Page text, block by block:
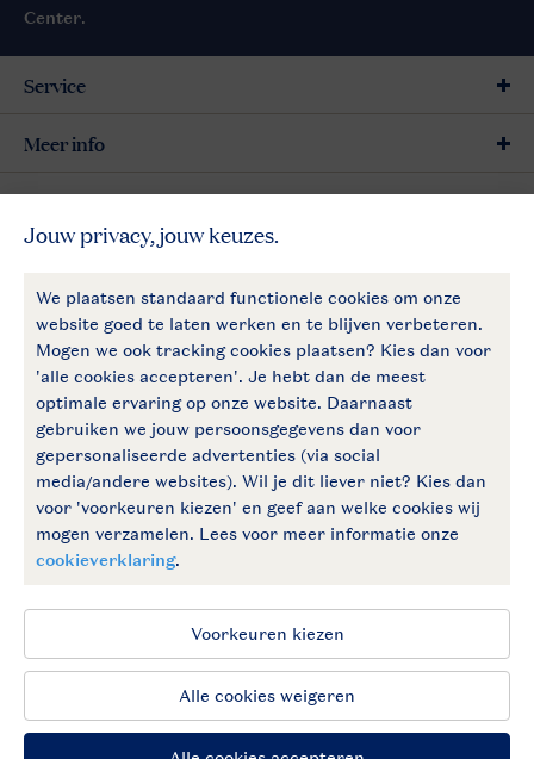
Center.
Follow Us
facebookinstagram
Blijf op de hoogte
Service
Meer info
Meer Landal
Toegankelijkheid © 2026 Landal